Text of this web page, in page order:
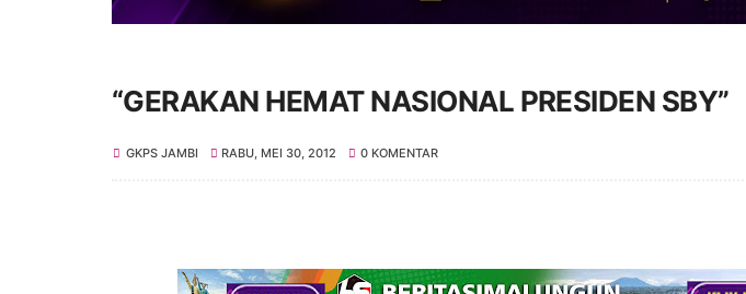
“GERAKAN HEMAT NASIONAL PRESIDEN SBY”
GKPS JAMBI RABU, MEI 30, 2012 0 KOMENTAR